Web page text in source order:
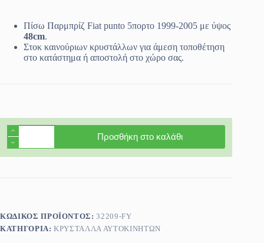
Πίσω Παρμπρίζ Fiat punto 5πορτο 1999-2005 με ύψος
48cm.
Στοκ καινούριων κρυστάλλων για άμεση τοποθέτηση
στο κατάστημα ή αποστολή στο χώρο σας.
Πίσω
Παρμπρίζ
Fiat
punto
Προσθήκη στο καλάθι
ΚΩΔΙΚΌΣ ΠΡΟΪΌΝΤΟΣ:32209-FY
ΚΑΤΗΓΟΡΊΑ:ΚΡΎΣΤΑΛΛΑ ΑΥΤΟΚΙΝΉΤΩΝ